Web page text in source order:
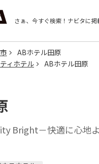
さぁ、今すぐ検索！ ナビタに掲
ABホテル田原
ィホテル ABホテル田原
Bright－快適に心地